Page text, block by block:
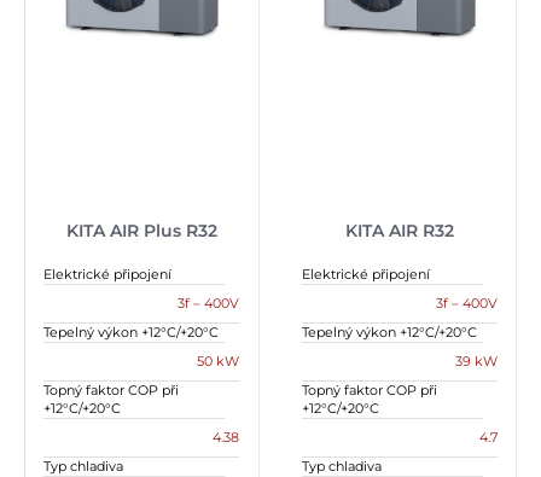
KITA AIR Plus R32
Elektrické připojení
3f – 400V
Tepelný výkon +12°C/+20°C
50 kW
Topný faktor COP při
+12°C/+20°C
4.38
Typ chladiva
KITA AIR R32
Elektrické připojení
3f – 400V
Tepelný výkon +12°C/+20°C
39 kW
Topný faktor COP při
+12°C/+20°C
4.7
Typ chladiva